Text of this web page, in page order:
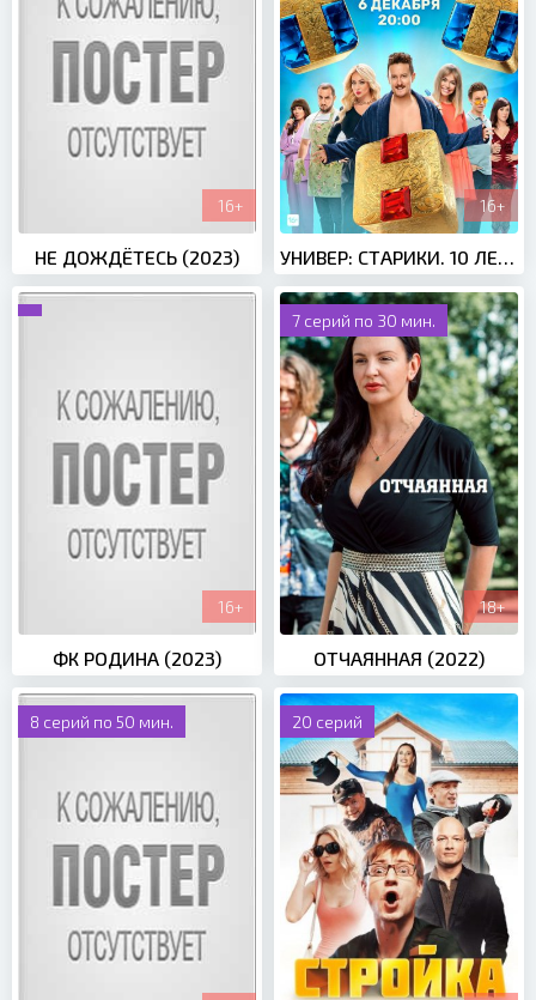
16+
НЕ ДОЖДЁТЕСЬ (2023)
16+
УНИВЕР: СТАРИКИ. 10 ЛЕТ СПУСТЯ (2021)
16+
ФК РОДИНА (2023)
7 серий по 30 мин.
18+
ОТЧАЯННАЯ (2022)
8 серий по 50 мин. 20 серий